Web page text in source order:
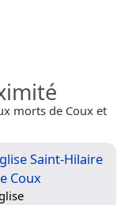
morts de Coux et
Saint-Hilaire
Coux